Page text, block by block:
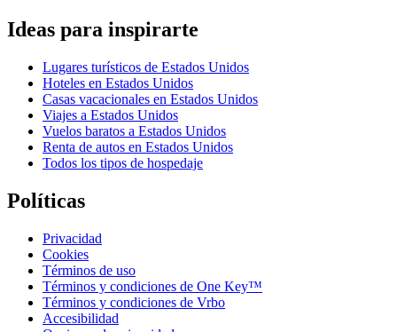
Ideas para inspirarte
Lugares turísticos de Estados Unidos
Hoteles en Estados Unidos
Casas vacacionales en Estados Unidos
Viajes a Estados Unidos
Vuelos baratos a Estados Unidos
Renta de autos en Estados Unidos
Todos los tipos de hospedaje
Políticas
Privacidad
Cookies
Términos de uso
Términos y condiciones de One Key™
Términos y condiciones de Vrbo
Accesibilidad